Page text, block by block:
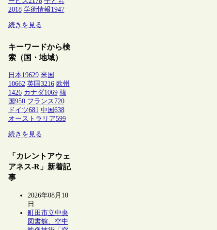
2018 学術情報1947
続きを見る
キーワードから検
索（国・地域）
日本19629 米国
10662 英国 3216 欧州
1426 カナダ1069 韓
国 950 フランス 720
ドイツ681 中国 638
オーストラリア599
続きを見る
「カレントアウェ
アネス-R」新着記
事
2026年08月10
日
町田市立中央
図書館、空中